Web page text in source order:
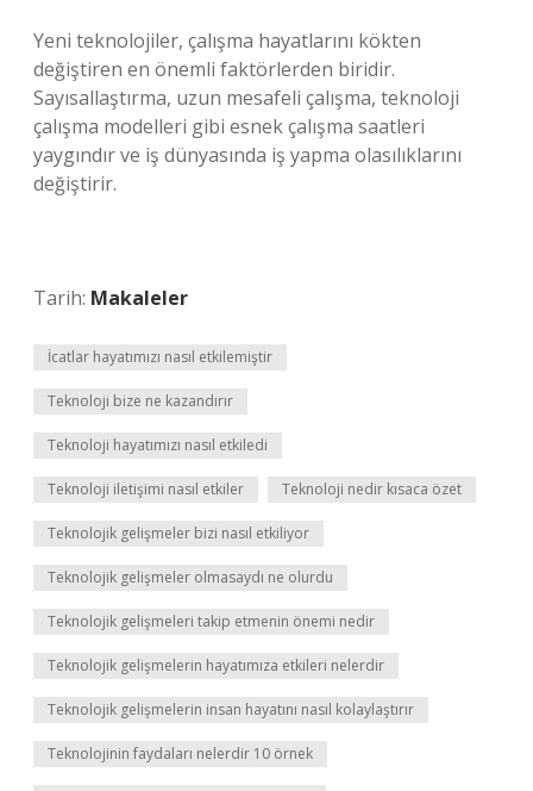
Yeni teknolojiler, çalışma hayatlarını kökten
değiştiren en önemli faktörlerden biridir.
Sayısallaştırma, uzun mesafeli çalışma, teknoloji
çalışma modelleri gibi esnek çalışma saatleri
yaygındır ve iş dünyasında iş yapma olasılıklarını
değiştirir.
Tarih: Makaleler
İcatlar hayatımızı nasıl etkilemiştir
Teknoloji bize ne kazandırır
Teknoloji hayatımızı nasıl etkiledi
Teknoloji iletişimi nasıl etkiler Teknoloji nedir kısaca özet
Teknolojik gelişmeler bizi nasıl etkiliyor
Teknolojik gelişmeler olmasaydı ne olurdu
Teknolojik gelişmeleri takip etmenin önemi nedir
Teknolojik gelişmelerin hayatımıza etkileri nelerdir
Teknolojik gelişmelerin insan hayatını nasıl kolaylaştırır
Teknolojinin faydaları nelerdir 10 örnek